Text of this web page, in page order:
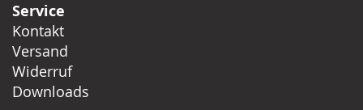
Service
Kontakt
Versand
Widerruf
Downloads